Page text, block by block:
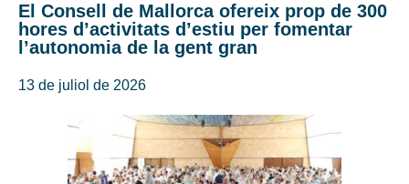
El Consell de Mallorca ofereix prop de 300
hores d’activitats d’estiu per fomentar
l’autonomia de la gent gran
13 de juliol de 2026